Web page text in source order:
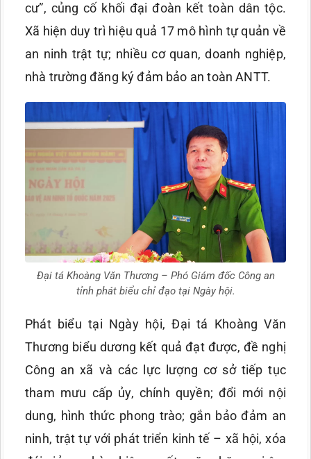
cư”, củng cố khối đại đoàn kết toàn dân tộc.
Xã hiện duy trì hiệu quả 17 mô hình tự quản về
an ninh trật tự; nhiều cơ quan, doanh nghiệp,
nhà trường đăng ký đảm bảo an toàn ANTT.
Đại tá Khoàng Văn Thương – Phó Giám đốc Công an
tỉnh phát biểu chỉ đạo tại Ngày hội.
Phát biểu tại Ngày hội, Đại tá Khoàng Văn
Thương biểu dương kết quả đạt được, đề nghị
Công an xã và các lực lượng cơ sở tiếp tục
tham mưu cấp ủy, chính quyền; đổi mới nội
dung, hình thức phong trào; gắn bảo đảm an
ninh, trật tự với phát triển kinh tế – xã hội, xóa